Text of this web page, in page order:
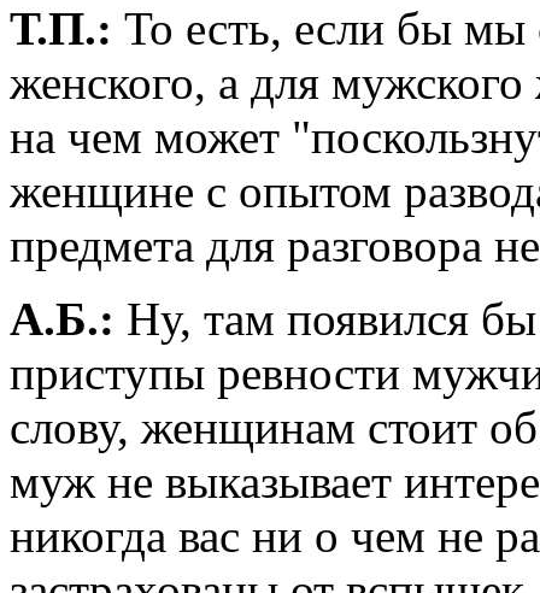
Т.П.: То есть, если бы мы
женского, а для
на чем может
женщине с опытом
предмета для разговора
А.Б.: Ну, там появился
приступы ревности
слову, женщинам стоит
муж не выказывает
никогда вас ни о чем не